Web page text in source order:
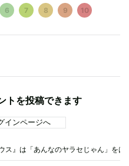
6 7 8 9 10
トを投稿できます
インページへ
ス』は「あんなのヤラセじゃん」を